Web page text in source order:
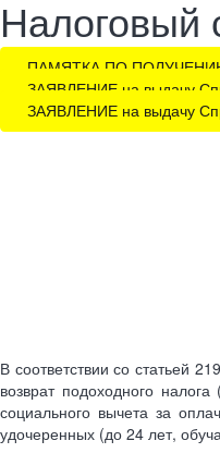
Налоговый
ПАМЯТКА ПО
ЗАЯВЛЕНИЕ на выдачу
ЗАЯВЛЕНИЕ на выдачу
В соответствии со статьей
возврат подоходного
социального вычета за
удочеренных (до 24 лет,